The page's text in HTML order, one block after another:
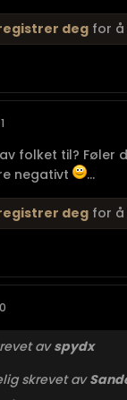
deg for å
folket til? Føler
negativt
...
deg for å
avspydx
skrevet av